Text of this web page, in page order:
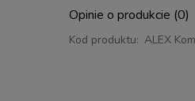
Kod produktu: ALEX
Opinie o produkcie (0)